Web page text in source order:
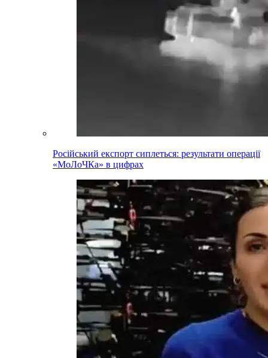
Російський експорт сиплеться: результати операції
«МоЛоЧКа» в цифрах